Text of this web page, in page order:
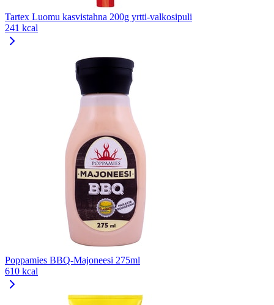
Tartex Luomu kasvistahna 200g yrtti-valkosipuli
241 kcal
Poppamies BBQ-Majoneesi 275ml
610 kcal